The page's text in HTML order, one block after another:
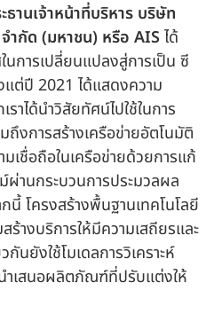
านเจ้าหน้าที่บริหาร บริษัท
ำกัด (มหาชน) หรือ AIS ได้
การเปลี่ยนแปลงสู่การเป็น ซี
แต่ปี 2021 ได้แสดงความ
าได้นำวิสัยทัศน์ไปใช้ในการ
ถึงการสร้างเครือข่ายอัตโนมัติ
เชื่อถือในเครือข่ายด้วยการแก้
ผ่านกระบวนการประมวลผล
โครงสร้างพื้นฐานเทคโนโลยี
ร้างบริการให้มีความเสถียรและ
นยังใช้โมเดลการวิเคราะห์
ำเสนอผลิตภัณฑ์ที่ปรับแต่งให้